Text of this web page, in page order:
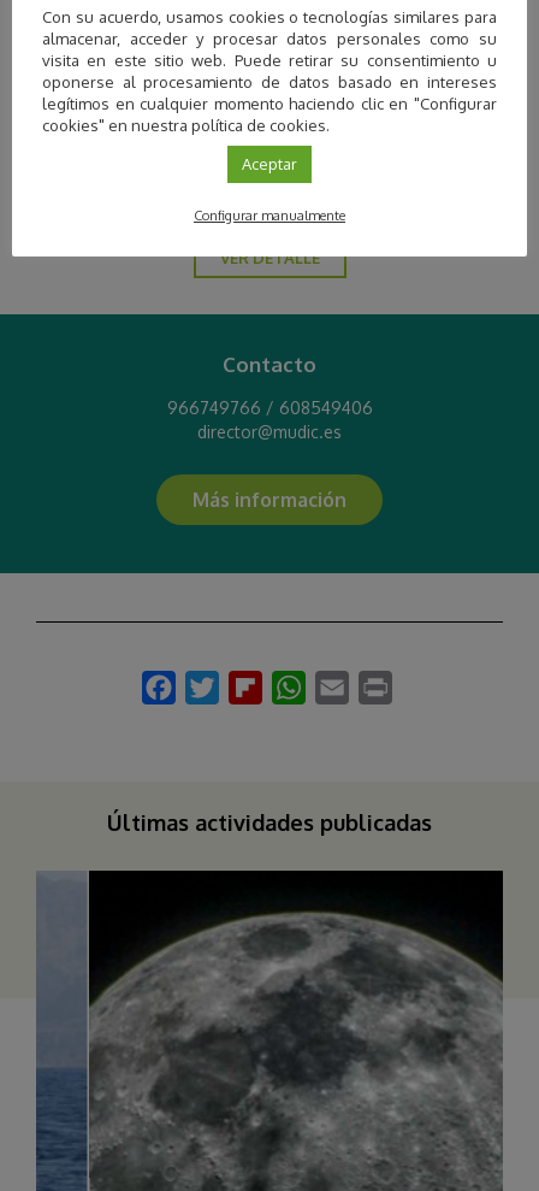
la Vega Baja del Segura de la Comunitat
Valenciana (MUDIC-VBS-CV) es una estructura
permanente de divulgación científica de
titularidad Municipal (Municipio de Orihuela),
está ubicado en la Escuela Politécnica Superior
de Orihuela (Campus de Desamparados de la
UMH) y está gestionado por la Asociación de
VER DETALLE
Contacto
966749766 / 608549406
director@mudic.es
Más información
Últimas actividades publicadas
Con su acuerdo, usamos cookies o tecnologías similares para
almacenar, acceder y procesar datos personales como su
visita en este sitio web. Puede retirar su consentimiento u
oponerse al procesamiento de datos basado en intereses
legítimos en cualquier momento haciendo clic en "Configurar
cookies" en nuestra política de cookies.
Aceptar
Configurar manualmente